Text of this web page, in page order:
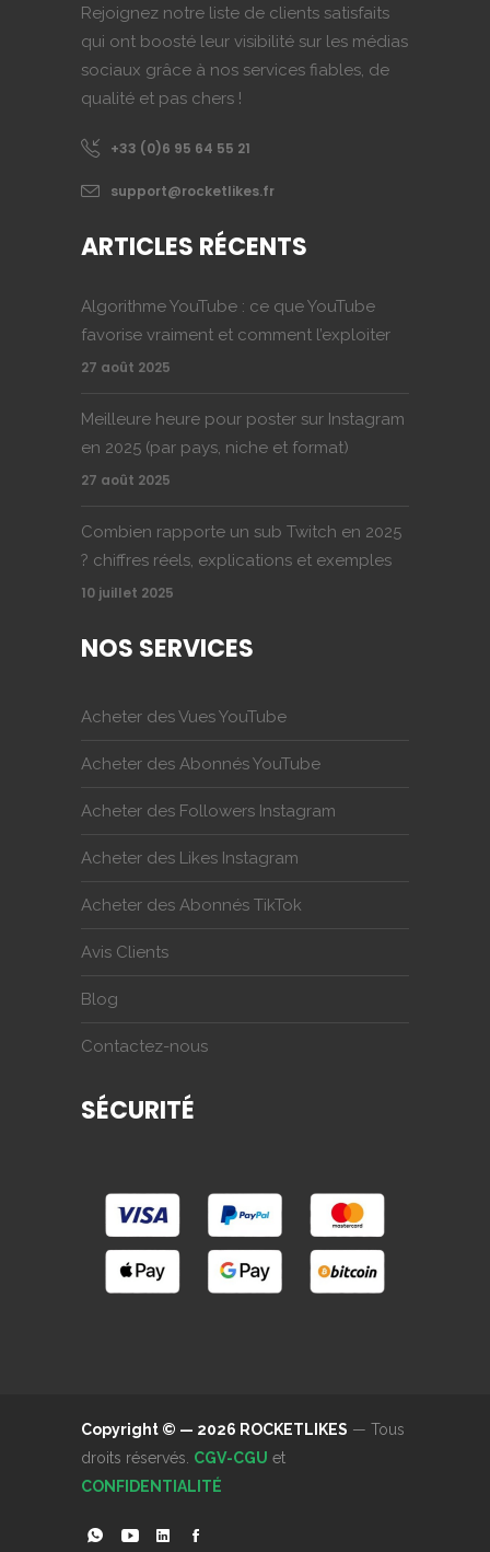
Rejoignez notre liste de clients satisfaits
qui ont boosté leur visibilité sur les médias
sociaux grâce à nos services fiables, de
qualité et pas chers !
+33 (0)6 95 64 55 21
support@rocketlikes.fr
ARTICLES RÉCENTS
Algorithme YouTube : ce que YouTube
favorise vraiment et comment l’exploiter
27 août 2025
Meilleure heure pour poster sur Instagram
en 2025 (par pays, niche et format)
27 août 2025
Combien rapporte un sub Twitch en 2025
? chiffres réels, explications et exemples
10 juillet 2025
NOS SERVICES
Acheter des Vues YouTube
Acheter des Abonnés YouTube
Acheter des Followers Instagram
Acheter des Likes Instagram
Acheter des Abonnés TikTok
Avis Clients
Blog
Contactez-nous
SÉCURITÉ
Copyright © — 2026 ROCKETLIKES — Tous
droits réservés. CGV-CGU et
CONFIDENTIALITÉ